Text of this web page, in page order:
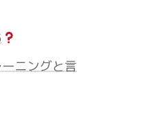
ニングと言